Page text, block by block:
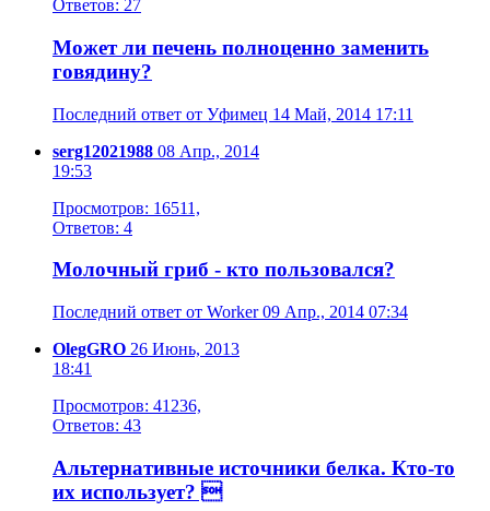
Ответов: 27
Может ли печень полноценно заменить
говядину?
Последний ответ от Уфимец 14 Май, 2014 17:11
serg12021988 08 Апр., 2014
19:53
Просмотров: 16511,
Ответов: 4
Молочный гриб - кто пользовался?
Последний ответ от Worker 09 Апр., 2014 07:34
OlegGRO 26 Июнь, 2013
18:41
Просмотров: 41236,
Ответов: 43
Альтернативные источники белка. Кто-то
их использует? 